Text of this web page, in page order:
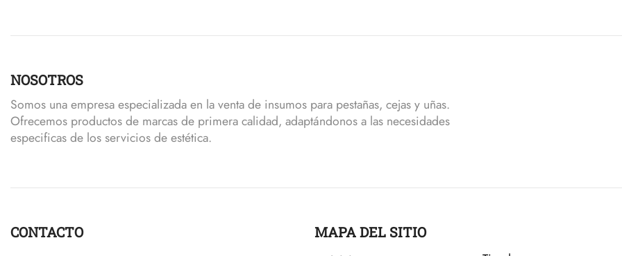
NOSOTROS
Somos una empresa especializada en la venta de insumos para pestañas, cejas y uñas.
Ofrecemos productos de marcas de primera calidad, adaptándonos a las necesidades
especificas de los servicios de estética.
CONTACTO
MAPA DEL SITIO